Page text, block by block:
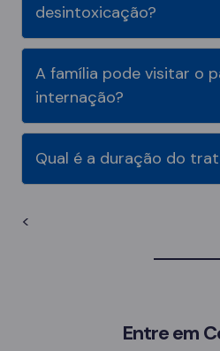
desintoxicação?
A família pode visitar o
internação?
Qual é a duração do
<
Entre em